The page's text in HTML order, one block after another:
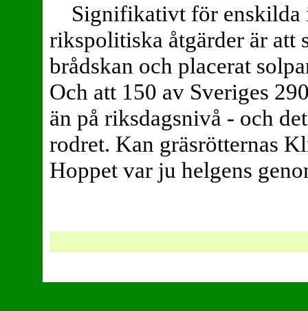
Signifikativt för enskilda
rikspolitiska åtgärder är att
brådskan och placerat
Och att 150 av Sveriges
än på riksdagsnivå - och
rodret. Kan gräsrötternas
Hoppet var ju helgens